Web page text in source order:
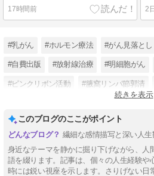
17時間前 2
#乳がん #ホルモン療法 #がん見落とし
#自費出版 #放射線治療 #明細胞がん
#ピンクリボン活動 #腋窩リンパ節郭清
続きを表示
このブログのここがポイント
繊細な感情描写と深い人生
身近なテーマを静かに掘り下げながら、人
語を綴ります。記事は、個々の人生経験や
時には鋭い視座を示します。さりげない日